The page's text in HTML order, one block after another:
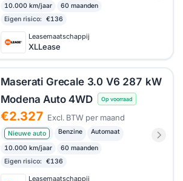
10.000 km/jaar
60 maanden
Eigen risico:
€136
Leasemaatschappij
XLLease
Maserati Grecale 3.0 V6 287 kW
Modena Auto 4WD
Op voorraad
€2.327 Excl. BTW per maand
Nieuwe auto Benzine Automaat
10.000 km/jaar
60 maanden
Eigen risico:
€136
Leasemaatschappij